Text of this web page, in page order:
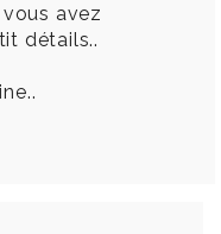
avez
détails..